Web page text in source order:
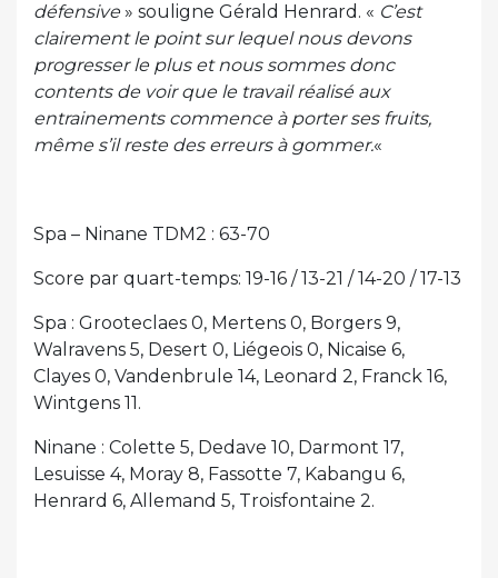
défensive» souligne Gérald Henrard. « C’est
clairement le point sur lequel nous devons
progresser le plus et nous sommes donc
contents de voir que le travail réalisé aux
entrainements commence à porter ses fruits,
même s’il reste des erreurs à gommer.«
Spa – Ninane TDM2 : 63-70
Score par quart-temps: 19-16 / 13-21 / 14-20 / 17-13
Spa : Grooteclaes 0, Mertens 0, Borgers 9,
Walravens 5, Desert 0, Liégeois 0, Nicaise 6,
Clayes 0, Vandenbrule 14, Leonard 2, Franck 16,
Wintgens 11.
Ninane : Colette 5, Dedave 10, Darmont 17,
Lesuisse 4, Moray 8, Fassotte 7, Kabangu 6,
Henrard 6, Allemand 5, Troisfontaine 2.